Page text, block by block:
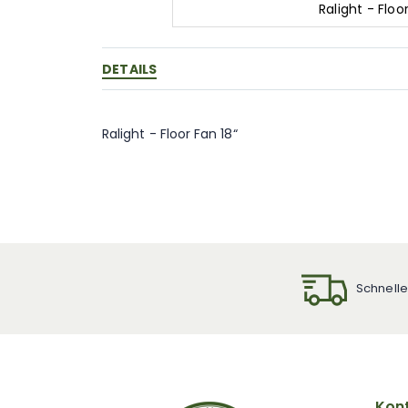
Ralight - Floor
Anfang
der
Bildgalerie
DETAILS
Ralight - Floor Fan 18“